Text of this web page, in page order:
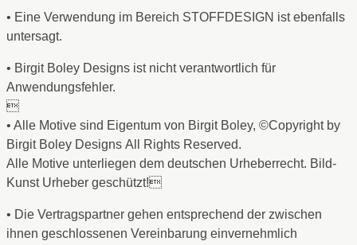
• Eine Verwendung im Bereich STOFFDESIGN ist ebenfalls
untersagt.
• Birgit Boley Designs ist nicht verantwortlich für
Anwendungsfehler.

• Alle Motive sind Eigentum von Birgit Boley, ©Copyright by
Birgit Boley Designs All Rights Reserved.
Alle Motive unterliegen dem deutschen Urheberrecht. Bild-
Kunst Urheber geschützt!
• Die Vertragspartner gehen entsprechend der zwischen
ihnen geschlossenen Vereinbarung einvernehmlich